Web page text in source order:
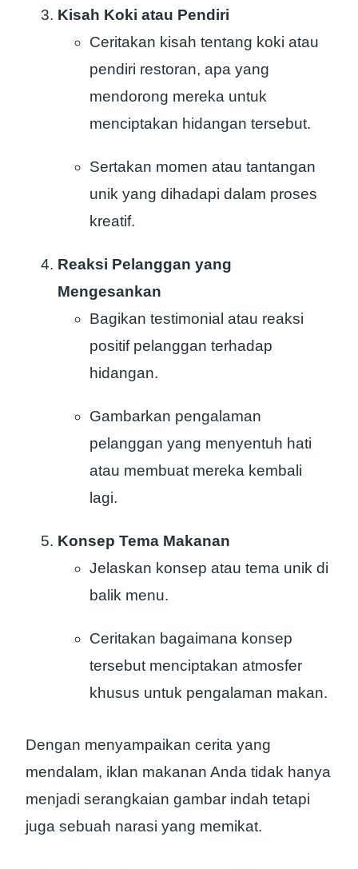
Kisah Koki atau Pendiri
Ceritakan kisah tentang koki atau
pendiri restoran, apa yang
mendorong mereka untuk
menciptakan hidangan tersebut.
Sertakan momen atau tantangan
unik yang dihadapi dalam proses
kreatif.
Reaksi Pelanggan yang
Mengesankan
Bagikan testimonial atau reaksi
positif pelanggan terhadap
hidangan.
Gambarkan pengalaman
pelanggan yang menyentuh hati
atau membuat mereka kembali
lagi.
Konsep Tema Makanan
Jelaskan konsep atau tema unik di
balik menu.
Ceritakan bagaimana konsep
tersebut menciptakan atmosfer
khusus untuk pengalaman makan.
Dengan menyampaikan cerita yang
mendalam, iklan makanan Anda tidak hanya
menjadi serangkaian gambar indah tetapi
juga sebuah narasi yang memikat.